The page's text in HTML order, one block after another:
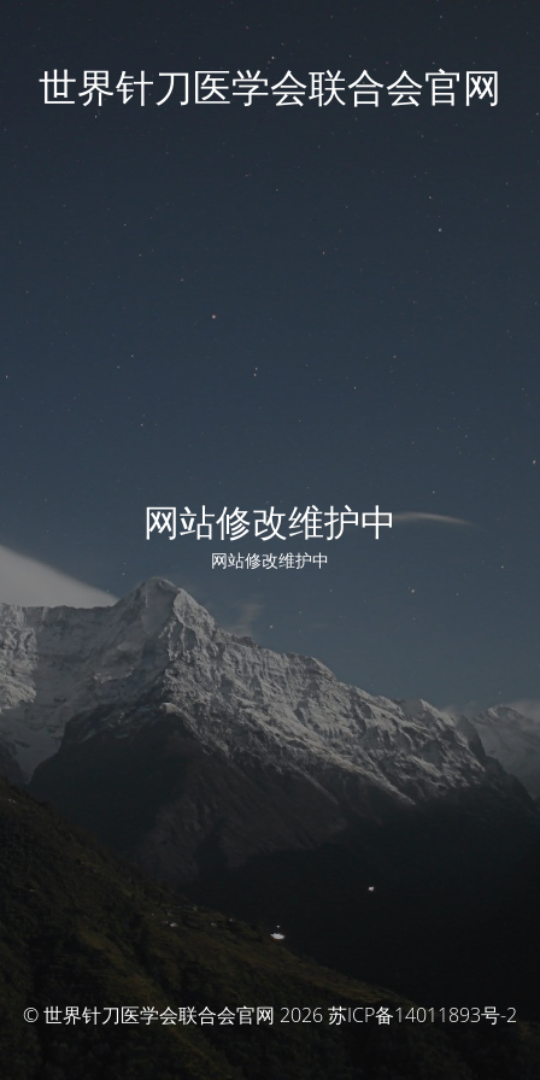
世界针刀医学会联合会官网
网站修改维护中
网站修改维护中
© 世界针刀医学会联合会官网 2026 苏ICP备14011893号-2